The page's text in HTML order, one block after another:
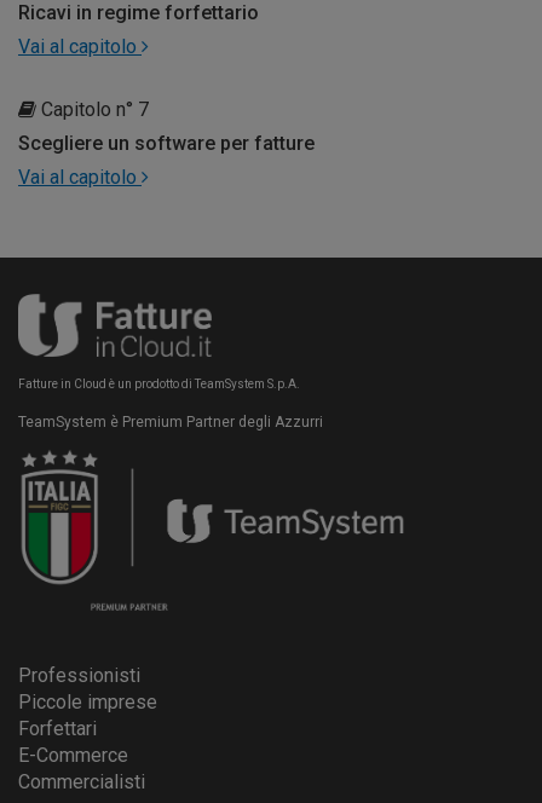
Ricavi in regime forfettario
Vai al capitolo
Capitolo n° 7
Scegliere un software per fatture
Vai al capitolo
Fatture in Cloud è un prodotto di TeamSystem S.p.A.
TeamSystem è Premium Partner degli Azzurri
Professionisti
Piccole imprese
Forfettari
E-Commerce
Commercialisti